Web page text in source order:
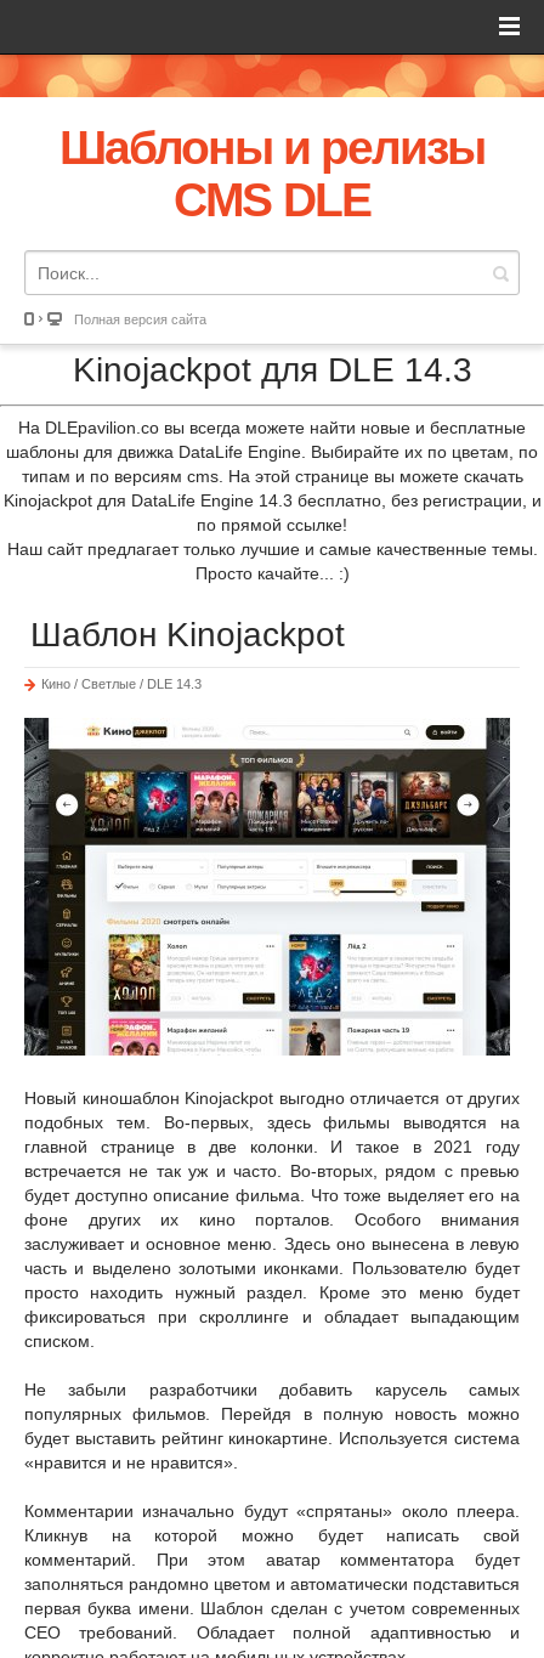
Шаблоны и релизы
CMS DLE
Полная версия сайта
Kinojackpot для DLE 14.3
На DLEpavilion.co вы всегда можете найти новые и бесплатные
шаблоны для движка DataLife Engine. Выбирайте их по цветам, по
типам и по версиям cms. На этой странице вы можете скачать
Kinojackpot для DataLife Engine 14.3 бесплатно, без регистрации, и
по прямой ссылке!
Наш сайт предлагает только лучшие и самые качественные темы.
Просто качайте... :)
Шаблон Kinojackpot
Кино / Светлые / DLE 14.3
Новый киношаблон Kinojackpot выгодно отличается от других
подобных тем. Во-первых, здесь фильмы выводятся на
главной странице в две колонки. И такое в 2021 году
встречается не так уж и часто. Во-вторых, рядом с превью
будет доступно описание фильма. Что тоже выделяет его на
фоне других их кино порталов. Особого внимания
заслуживает и основное меню. Здесь оно вынесена в левую
часть и выделено золотыми иконками. Пользователю будет
просто находить нужный раздел. Кроме это меню будет
фиксироваться при скроллинге и обладает выпадающим
списком.
Не забыли разработчики добавить карусель самых
популярных фильмов. Перейдя в полную новость можно
будет выставить рейтинг кинокартине. Используется система
«нравится и не нравится».
Комментарии изначально будут «спрятаны» около плеера.
Кликнув на которой можно будет написать свой
комментарий. При этом аватар комментатора будет
заполняться рандомно цветом и автоматически подставиться
первая буква имени. Шаблон сделан с учетом современных
СЕО требований. Обладает полной адаптивностью и